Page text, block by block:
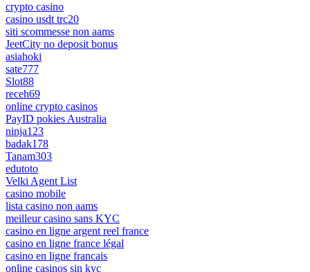
crypto casino
casino usdt trc20
siti scommesse non aams
JeetCity no deposit bonus
asiahoki
sate777
Slot88
receh69
online crypto casinos
PayID pokies Australia
ninja123
badak178
Tanam303
edutoto
Velki Agent List
casino mobile
lista casino non aams
meilleur casino sans KYC
casino en ligne argent reel france
casino en ligne france légal
casino en ligne francais
online casinos sin kyc